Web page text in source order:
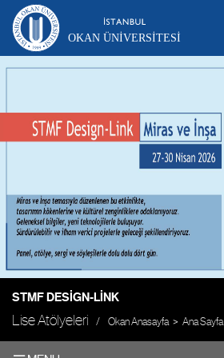
OKAN ÜNIVERSITESI
STMF DESIGN-LINK
Lise Atölyeleri Okan Anasayfa Ana Sayfa